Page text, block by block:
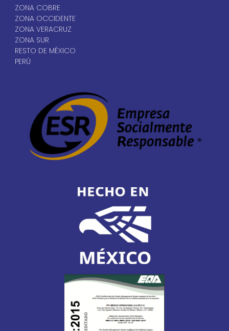
ZONA COBRE
ZONA OCCIDENTE
ZONA VERACRUZ
ZONA SUR
RESTO DE MÉXICO
PERÚ